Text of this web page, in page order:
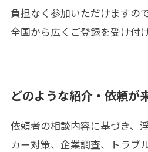
負担なく参加いただけますの
全国から広くご登録を受け付
どのような紹介・依頼が
依頼者の相談内容に基づき、
カー対策、企業調査、トラブ